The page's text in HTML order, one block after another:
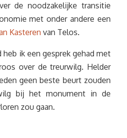
de noodzakelijke transitie
met onder andere een
Kasteren van Telos.
ik een gesprek gehad met
over de treurwilg. Helder
geen beste beurt zouden
bij het monument in de
zou gaan.